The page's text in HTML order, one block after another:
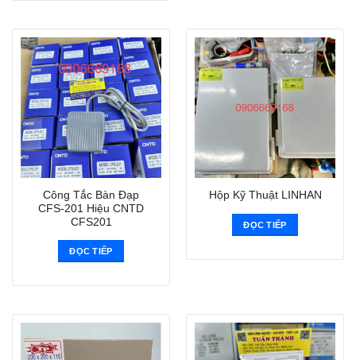
Công Tắc Bàn Đạp
CFS-201 Hiệu CNTD
CFS201
ĐỌC TIẾP
Hộp Kỹ Thuật LINHAN
ĐỌC TIẾP